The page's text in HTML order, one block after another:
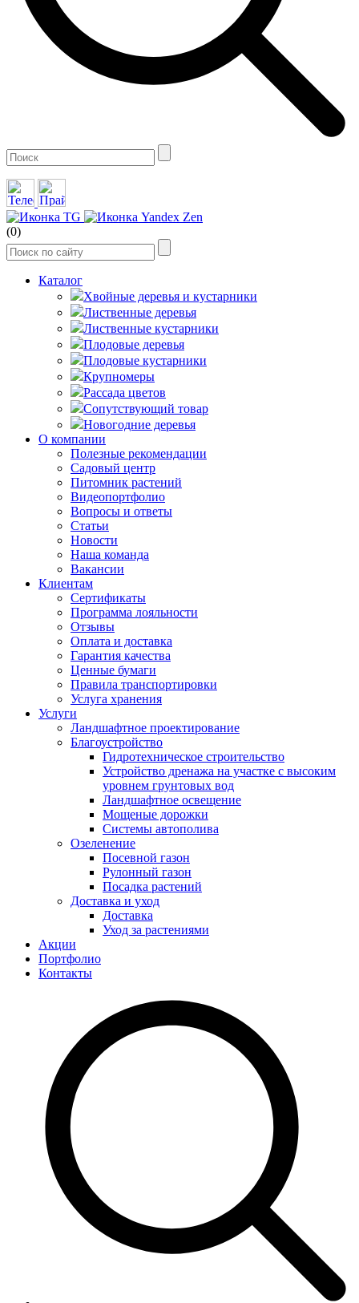
(0)
Каталог
Хвойные деревья и кустарники
Лиственные деревья
Лиственные кустарники
Плодовые деревья
Плодовые кустарники
Крупномеры
Рассада цветов
Сопутствующий товар
Новогодние деревья
О компании
Полезные рекомендации
Садовый центр
Питомник растений
Видеопортфолио
Вопросы и ответы
Статьи
Новости
Наша команда
Вакансии
Клиентам
Сертификаты
Программа лояльности
Отзывы
Оплата и доставка
Гарантия качества
Ценные бумаги
Правила транспортировки
Услуга хранения
Услуги
Ландшафтное проектирование
Благоустройство
Гидротехническое строительство
Устройство дренажа на участке с высоким
уровнем грунтовых вод
Ландшафтное освещение
Мощеные дорожки
Системы автополива
Озеленение
Посевной газон
Рулонный газон
Посадка растений
Доставка и уход
Доставка
Уход за растениями
Акции
Портфолио
Контакты